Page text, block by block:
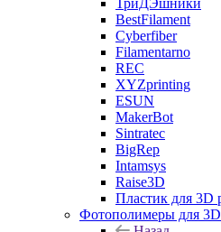
ТриДЭшники
BestFilament
Cyberfiber
Filamentarno
REC
XYZprinting
ESUN
MakerBot
Sintratec
BigRep
Intamsys
Raise3D
Пластик для 3D
Фотополимеры для